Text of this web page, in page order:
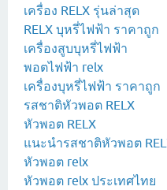
เครื่อง RELX รุ่นล่าสุด
RELX บุหรี่ไฟฟ้า ราคาถูก
เครื่องสูบบุหรี่ไฟฟ้า
พอตไฟฟ้า relx
เครื่องบุหรี่ไฟฟ้า ราคาถูก
รสชาติหัวพอต RELX
หัวพอต RELX
แนะนำรสชาติหัวพอต
หัวพอต relx
หัวพอต relx ประเทศไทย